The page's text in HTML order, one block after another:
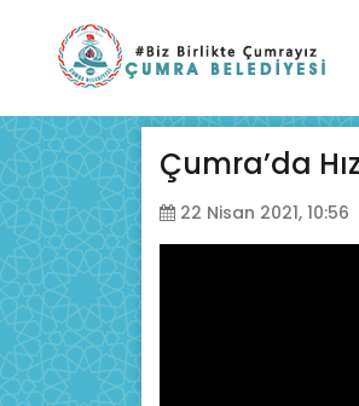
Çumra’da
22 Nisan 2021, 10:56